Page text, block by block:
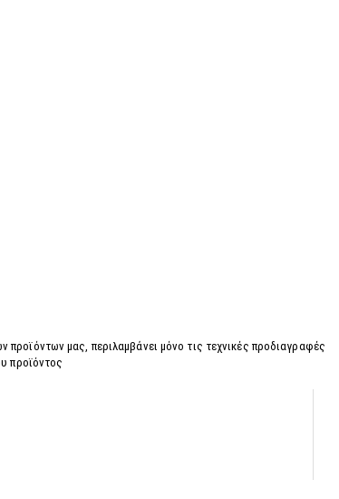
μας, περιλαμβάνει μόνο τις τεχνικές προδιαγραφές
προϊόντος